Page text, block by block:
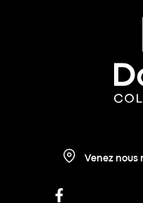
Venez nous